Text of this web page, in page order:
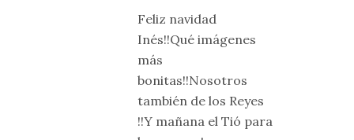
Feliz navidad
Inés!!Qué imágenes
más
bonitas!!Nosotros
también de los Reyes
!!Y mañana el Tió para